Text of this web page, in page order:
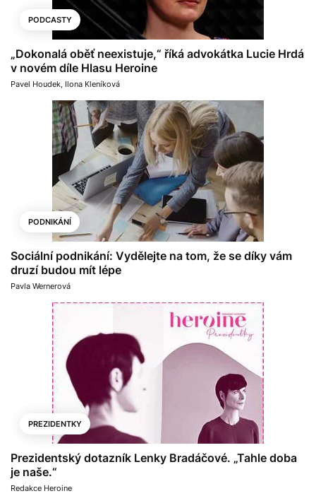
PODCASTY
„Dokonalá oběť neexistuje,“ říká advokátka Lucie Hrdá
v novém díle Hlasu Heroine
Pavel Houdek, Ilona Kleníková
PODNIKÁNÍ
Sociální podnikání: Vydělejte na tom, že se díky vám
druzí budou mít lépe
Pavla Wernerová
PREZIDENTKY
Prezidentský dotazník Lenky Bradáčové. „Tahle doba
je naše.“
Redakce Heroine